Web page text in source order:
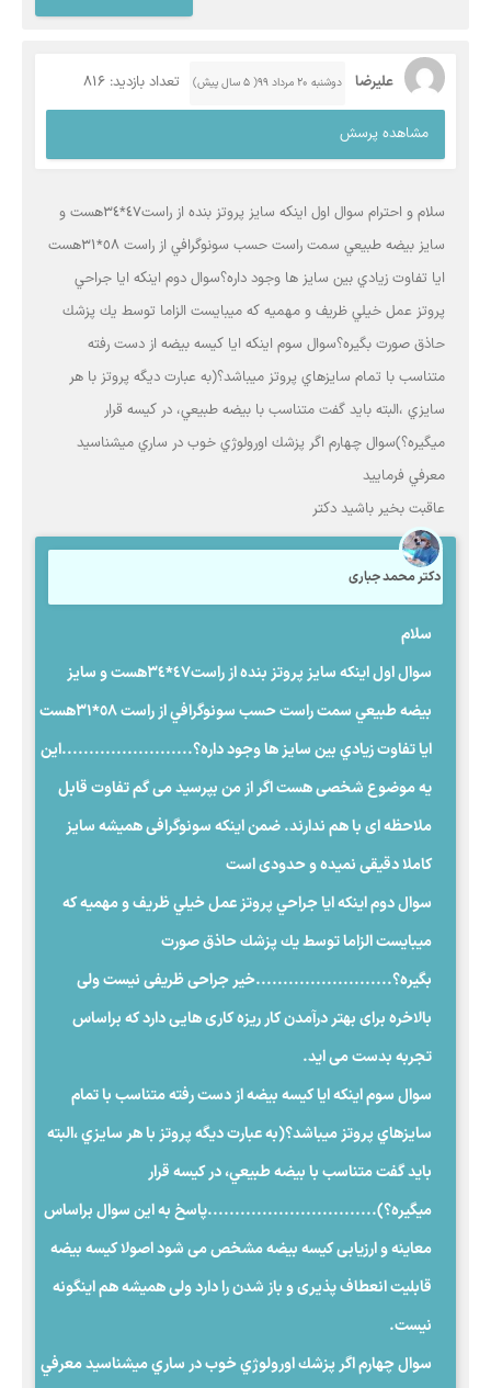
عليرضا دوشنبه ۲۰ مرداد ۹۹( 5 سال پیش) تعداد بازدید: 816
مشاهده پرسش
سلام و احترام سوال اول اينكه سايز پروتز بنده از راست٤٧*٣٤هست و
سايز بيضه طبيعي سمت راست حسب سونوگرافي از راست ٥٨*٣١هست
ايا تفاوت زيادي بين سايز ها وجود داره؟سوال دوم اينكه ايا جراحي
پروتز عمل خيلي ظريف و مهميه كه ميبايست الزاما توسط يك پزشك
حاذق صورت بگيره؟سوال سوم اينكه ايا كيسه بيضه از دست رفته
متناسب با تمام سايزهاي پروتز ميباشد؟(به عبارت ديگه پروتز با هر
سايزي ،البته بايد گفت متناسب با بيضه طبيعي، در كيسه قرار
ميگيره؟)سوال چهارم اگر پزشك اورولوژي خوب در ساري ميشناسيد
معرفي فرماييد
عاقبت بخير باشيد دكتر
دکتر محمد جباری
سلام
سوال اول اينكه سايز پروتز بنده از راست٤٧*٣٤هست و سايز
بيضه طبيعي سمت راست حسب سونوگرافي از راست ٥٨*٣١هست
ايا تفاوت زيادي بين سايز ها وجود داره؟........................این
یه موضوع شخصی هست اگر از من بپرسید می گم تفاوت قابل
ملاحظه ای با هم ندارند. ضمن اینکه سونوگرافی همیشه سایز
کاملا دقیقی نمیده و حدودی است
سوال دوم اينكه ايا جراحي پروتز عمل خيلي ظريف و مهميه كه
ميبايست الزاما توسط يك پزشك حاذق صورت
بگيره؟.........................خیر جراحی ظریفی نیست ولی
بالاخره برای بهتر درآمدن کار ریزه کاری هایی دارد که براساس
تجربه بدست می اید.
سوال سوم اينكه ايا كيسه بيضه از دست رفته متناسب با تمام
سايزهاي پروتز ميباشد؟(به عبارت ديگه پروتز با هر سايزي ،البته
بايد گفت متناسب با بيضه طبيعي، در كيسه قرار
ميگيره؟)...............................پاسخ به این سوال براساس
معاینه و ارزیابی کیسه بیضه مشخص می شود اصولا کیسه بیضه
قابلیت انعطاف پذیری و باز شدن را دارد ولی همیشه هم اینگونه
نیست.
سوال چهارم اگر پزشك اورولوژي خوب در ساري ميشناسيد معرفي